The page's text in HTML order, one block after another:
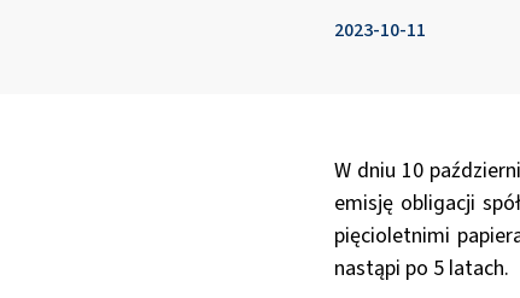
2023-10-11
W dniu 10
emisję obligacji
pięcioletnimi
nastąpi po 5 latach.